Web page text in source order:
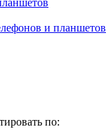
и планшетов
по: